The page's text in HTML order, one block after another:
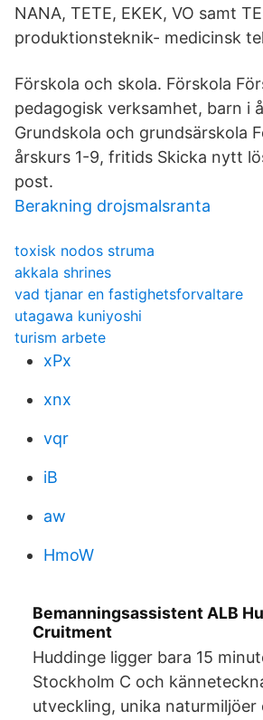
NANA, TETE, EKEK, VO samt
produktionsteknik- medicinsk
Förskola och skola. Förskola
pedagogisk verksamhet, barn i
Grundskola och grundsärskola
årskurs 1-9, fritids Skicka nytt
post.
Berakning drojsmalsranta
toxisk nodos struma
akkala shrines
vad tjanar en fastighetsforvaltare
utagawa kuniyoshi
turism arbete
xPx
xnx
vqr
iB
aw
HmoW
Bemanningsassistent ALB
Cruitment
Huddinge ligger bara 15
Stockholm C och
utveckling, unika naturmiljöer